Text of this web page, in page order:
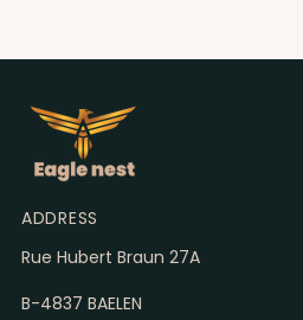
ADDRESS
Rue Hubert Braun 27A
B-4837 BAELEN